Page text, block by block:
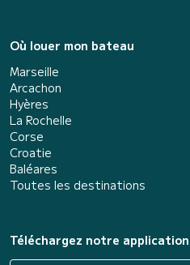
Où louer mon bateau
Marseille
Arcachon
Hyères
La Rochelle
Corse
Croatie
Baléares
Toutes les destinations
Téléchargez notre application